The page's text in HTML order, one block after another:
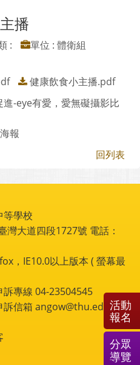
播
:
單位 : 體衛組
健康飲食小主播.pdf
-eye有愛，愛無礙攝影比
報
回列表
等學校
灣大道四段1727號 電話：
，IE10.0以上版本 ( 螢幕最
專線 04-23504545
訴信箱 angow@thu.edu.tw
活動
報名
分眾
導覽